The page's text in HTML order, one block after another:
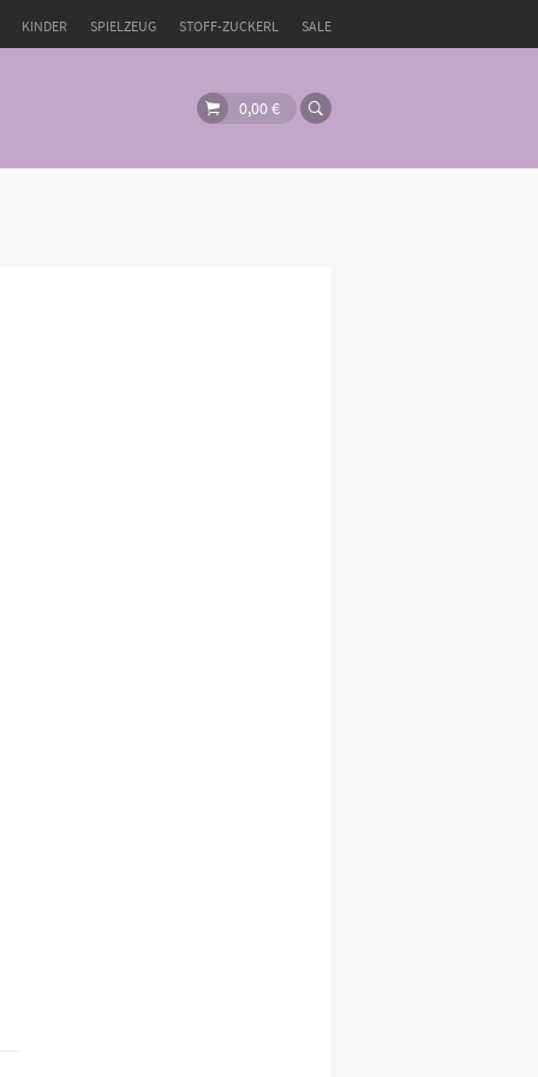
KINDER SPIELZEUG STOFF-ZUCKERL SALE
0,00€